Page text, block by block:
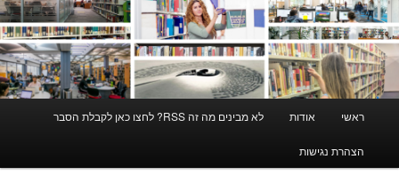
ראשי אודות לא מבינים מה זה RSS? לחצו כאן לקבלת הסבר
הצהרת נגישות